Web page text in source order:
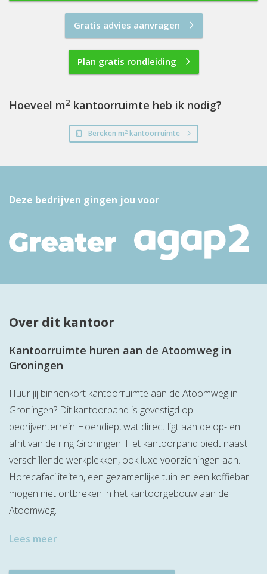
Gratis advies aanvragen
Plan gratis rondleiding
Hoeveel m2 kantoorruimte heb ik nodig?
Bereken m2kantoorruimte
Deze bedrijven gingen jou voor
Over dit kantoor
Kantoorruimte huren aan de Atoomweg in
Groningen
Huur jij binnenkort kantoorruimte aan de Atoomweg in
Groningen? Dit kantoorpand is gevestigd op
bedrijventerrein Hoendiep, wat direct ligt aan de op- en
afrit van de ring Groningen. Het kantoorpand biedt naast
verschillende werkplekken, ook luxe voorzieningen aan.
Horecafaciliteiten, een gezamenlijke tuin en een koffiebar
mogen niet ontbreken in het kantoorgebouw aan de
Atoomweg.
Lees meer